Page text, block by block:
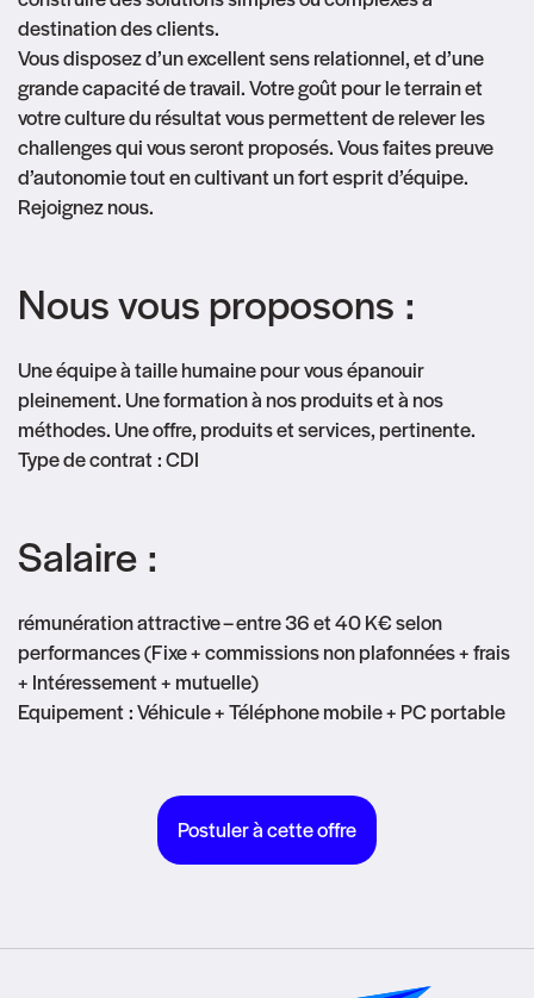
destination des clients.
Vous disposez d’un excellent sens relationnel, et d’une
grande capacité de travail. Votre goût pour le terrain et
votre culture du résultat vous permettent de relever les
challenges qui vous seront proposés. Vous faites preuve
d’autonomie tout en cultivant un fort esprit d’équipe.
Rejoignez nous.
Nous vous proposons :
Une équipe à taille humaine pour vous épanouir
pleinement. Une formation à nos produits et à nos
méthodes. Une offre, produits et services, pertinente.
Type de contrat : CDI
Salaire :
rémunération attractive – entre 36 et 40 K€ selon
performances (Fixe + commissions non plafonnées + frais
+ Intéressement + mutuelle)
Equipement : Véhicule + Téléphone mobile + PC portable
Postuler à cette offre